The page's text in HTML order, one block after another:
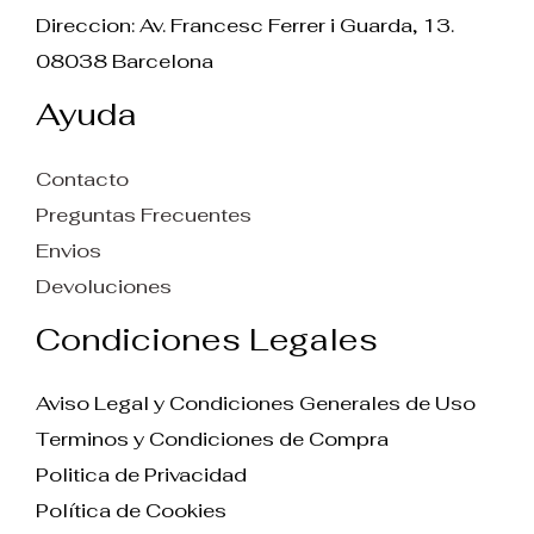
Direccion: Av. Francesc Ferrer i Guarda, 13.
08038 Barcelona
Ayuda
Contacto
Preguntas Frecuentes
Envios
Devoluciones
Condiciones Legales
Aviso Legal y Condiciones Generales de Uso
Terminos y Condiciones de Compra
Politica de Privacidad
Política de Cookies